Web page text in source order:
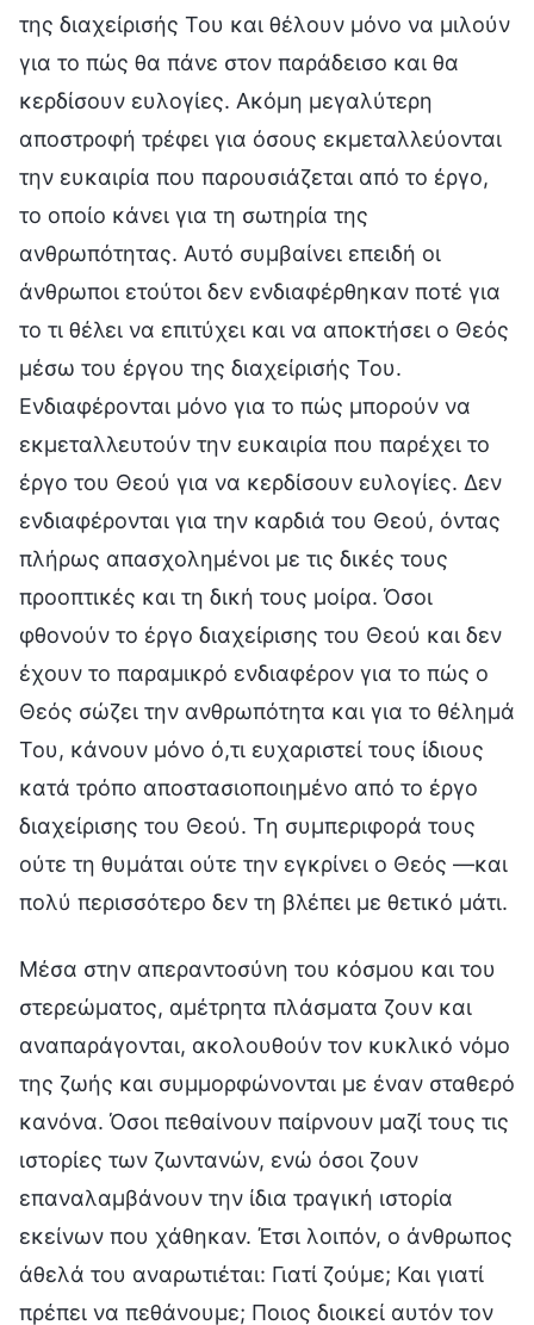
της διαχείρισής Του και θέλουν μόνο να μιλούν
για το πώς θα πάνε στον παράδεισο και θα
κερδίσουν ευλογίες. Ακόμη μεγαλύτερη
αποστροφή τρέφει για όσους εκμεταλλεύονται
την ευκαιρία που παρουσιάζεται από το έργο,
το οποίο κάνει για τη σωτηρία της
ανθρωπότητας. Αυτό συμβαίνει επειδή οι
άνθρωποι ετούτοι δεν ενδιαφέρθηκαν ποτέ για
το τι θέλει να επιτύχει και να αποκτήσει ο Θεός
μέσω του έργου της διαχείρισής Του.
Ενδιαφέρονται μόνο για το πώς μπορούν να
εκμεταλλευτούν την ευκαιρία που παρέχει το
έργο του Θεού για να κερδίσουν ευλογίες. Δεν
ενδιαφέρονται για την καρδιά του Θεού, όντας
πλήρως απασχολημένοι με τις δικές τους
προοπτικές και τη δική τους μοίρα. Όσοι
φθονούν το έργο διαχείρισης του Θεού και δεν
έχουν το παραμικρό ενδιαφέρον για το πώς ο
Θεός σώζει την ανθρωπότητα και για το θέλημά
Του, κάνουν μόνο ό,τι ευχαριστεί τους ίδιους
κατά τρόπο αποστασιοποιημένο από το έργο
διαχείρισης του Θεού. Τη συμπεριφορά τους
ούτε τη θυμάται ούτε την εγκρίνει ο Θεός —και
πολύ περισσότερο δεν τη βλέπει με θετικό μάτι.
Μέσα στην απεραντοσύνη του κόσμου και του
στερεώματος, αμέτρητα πλάσματα ζουν και
αναπαράγονται, ακολουθούν τον κυκλικό νόμο
της ζωής και συμμορφώνονται με έναν σταθερό
κανόνα. Όσοι πεθαίνουν παίρνουν μαζί τους τις
ιστορίες των ζωντανών, ενώ όσοι ζουν
επαναλαμβάνουν την ίδια τραγική ιστορία
εκείνων που χάθηκαν. Έτσι λοιπόν, ο άνθρωπος
άθελά του αναρωτιέται: Γιατί ζούμε; Και γιατί
πρέπει να πεθάνουμε; Ποιος διοικεί αυτόν τον